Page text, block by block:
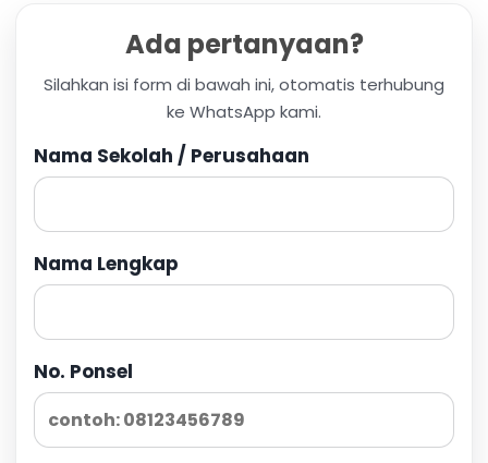
Ada pertanyaan?
Silahkan isi form di bawah ini, otomatis terhubung
ke WhatsApp kami.
Nama Sekolah / Perusahaan
Nama Lengkap
No. Ponsel